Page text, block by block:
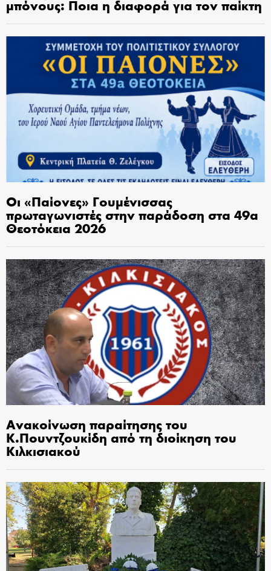
μπόνους: Ποια η διαφορά για τον παίκτη
Οι «Παίονες» Γουμένισσας
πρωταγωνιστές στην παράδοση στα 49α
Θεοτόκεια 2026
Ανακοίνωση παραίτησης του
Κ.Πουντζουκίδη από τη διοίκηση του
Κιλκισιακού